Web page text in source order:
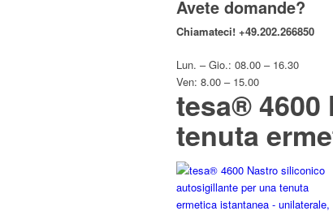
Avete domande?
Chiamateci! +49.202.266850
Lun. – Gio.: 08.00 – 16.30
Ven: 8.00 – 15.00
tesa®
tenuta